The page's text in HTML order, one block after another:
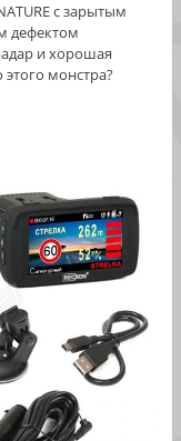
с зарытым
дефектом
и хорошая
монстра?